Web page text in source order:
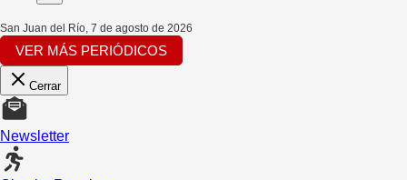
San Juan del Río, 7 de agosto de 2026
VER MÁS PERIÓDICOS
Cerrar
Newsletter